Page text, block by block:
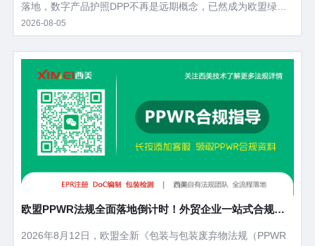
落地，数字产品护照DPP不再是远期概念，已然成为欧盟绿色
贸易的底层基础工具。 从碳边境关税核算、包装合规溯源，到
数据。当下大量外贸企业对DPP认知模糊，不清楚落地节点、
硬性要求与落地路径，本文拆解DPP核心定义、立法进度、管
控范围、企业刚需痛点以及落地筹备方案。
2026-08-05
欧盟PPWR法规全面落地倒计时！外贸企业一站式合规操
2026年8月12日，欧盟全新《包装与包装废弃物法规（PPWR